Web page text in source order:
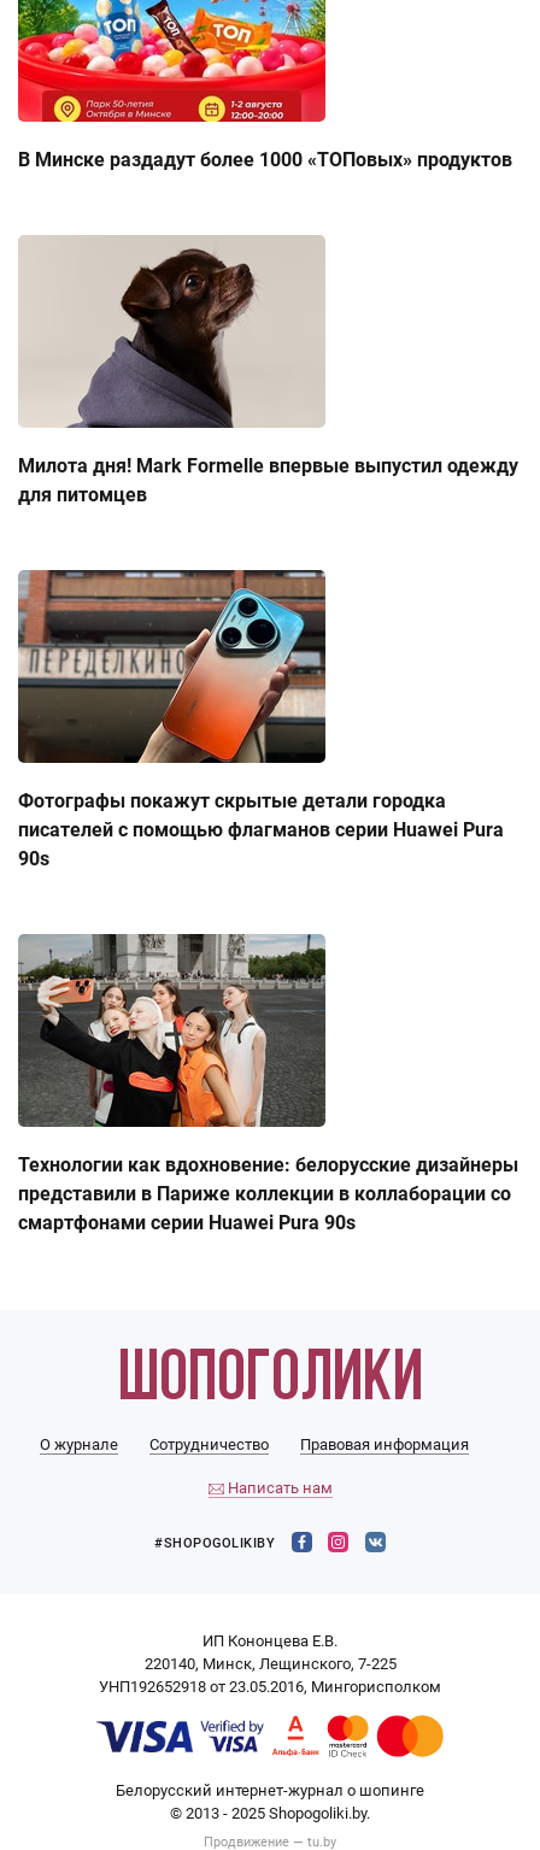
В Минске раздадут более 1000 «ТОПовых» продуктов
Милота дня! Mark Formelle впервые выпустил одежду
для питомцев
Фотографы покажут скрытые детали городка
писателей с помощью флагманов серии Huawei Pura
90s
Технологии как вдохновение: белорусские дизайнеры
представили в Париже коллекции в коллаборации со
смартфонами серии Huawei Pura 90s
О журнале Сотрудничество Правовая информация
Написать нам
#SHOPOGOLIKIBY
ИП Кононцева Е.В.
220140, Минск, Лещинского, 7-225
УНП192652918 от 23.05.2016, Мингорисполком
Белорусский интернет-журнал о шопинге
© 2013 - 2025 Shopogoliki.by.
Продвижение — tu.by